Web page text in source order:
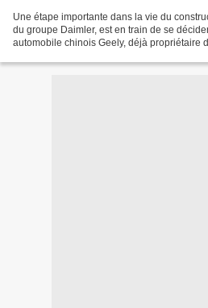
Une étape importante dans la vie du
du groupe Daimler, est en train de se
automobile chinois Geely, déjà propriétaire